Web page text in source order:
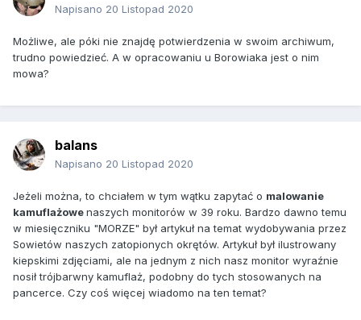
Napisano 20 Listopad 2020
Możliwe, ale póki nie znajdę potwierdzenia w swoim archiwum,
trudno powiedzieć. A w opracowaniu u Borowiaka jest o nim
mowa?
balans
Napisano 20 Listopad 2020
Jeżeli można, to chciałem w tym wątku zapytać o malowanie
kamuflażowenaszych monitorów w 39 roku. Bardzo dawno temu
w miesięczniku "MORZE" był artykuł na temat wydobywania przez
Sowietów naszych zatopionych okrętów. Artykuł był ilustrowany
kiepskimi zdjęciami, ale na jednym z nich nasz monitor wyraźnie
nosił trójbarwny kamuflaż, podobny do tych stosowanych na
pancerce. Czy coś więcej wiadomo na ten temat?